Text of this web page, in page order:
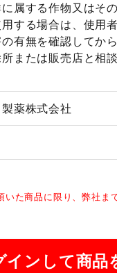
属する作物又はそ
する場合は、使用
有無を確認してか
または販売店と相
薬株式会社
た商品に限り、弊社ま
インして商品